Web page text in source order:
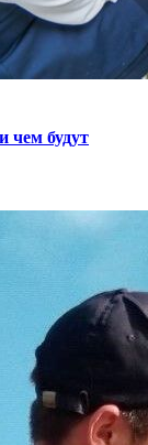
чем будут